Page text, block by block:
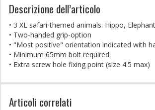
Descrizione dell’articolo
• 3 XL safari-themed animals: Hippo,
• Two-handed grip-option
• "Most positive" orientation indicated with
• Minimum 65mm bolt required
• Extra screw hole fixing point (size 4.5 max)
Articoli correlati